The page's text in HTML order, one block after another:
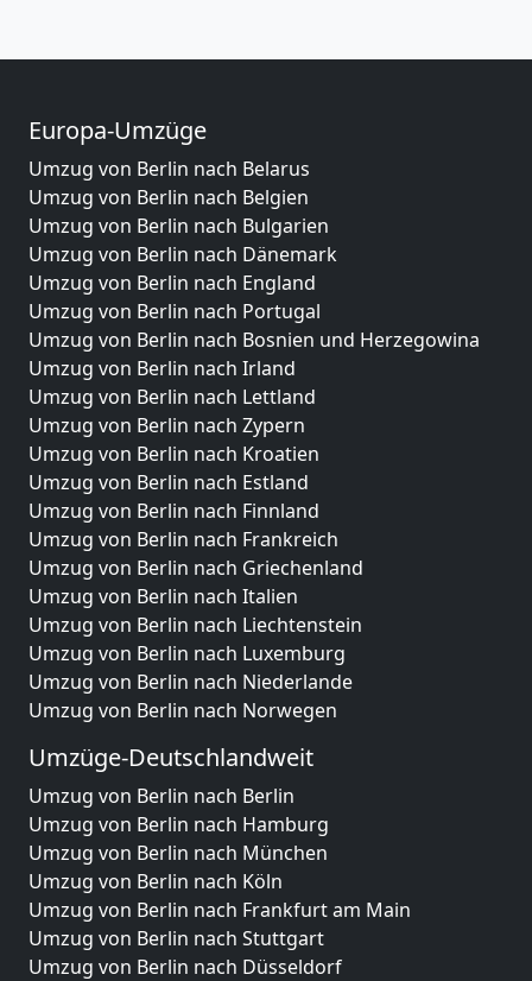
Europa-Umzüge
Umzug von Berlin nach Belarus
Umzug von Berlin nach Belgien
Umzug von Berlin nach Bulgarien
Umzug von Berlin nach Dänemark
Umzug von Berlin nach England
Umzug von Berlin nach Portugal
Umzug von Berlin nach Bosnien und Herzegowina
Umzug von Berlin nach Irland
Umzug von Berlin nach Lettland
Umzug von Berlin nach Zypern
Umzug von Berlin nach Kroatien
Umzug von Berlin nach Estland
Umzug von Berlin nach Finnland
Umzug von Berlin nach Frankreich
Umzug von Berlin nach Griechenland
Umzug von Berlin nach Italien
Umzug von Berlin nach Liechtenstein
Umzug von Berlin nach Luxemburg
Umzug von Berlin nach Niederlande
Umzug von Berlin nach Norwegen
Umzüge-Deutschlandweit
Umzug von Berlin nach Berlin
Umzug von Berlin nach Hamburg
Umzug von Berlin nach München
Umzug von Berlin nach Köln
Umzug von Berlin nach Frankfurt am Main
Umzug von Berlin nach Stuttgart
Umzug von Berlin nach Düsseldorf